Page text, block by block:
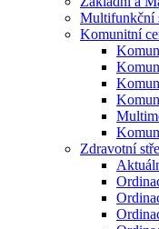
Multifunkční
Komunitní
Zdravotní